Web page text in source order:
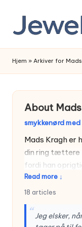
content
Hjem » Arkiver for
About
smykkenørd
Mads Kragh er
din ring tættere
fordi han
materialet og
smykker
pantelånerbutik
der
Read more ↓
18 articles
“Jeg elsker,